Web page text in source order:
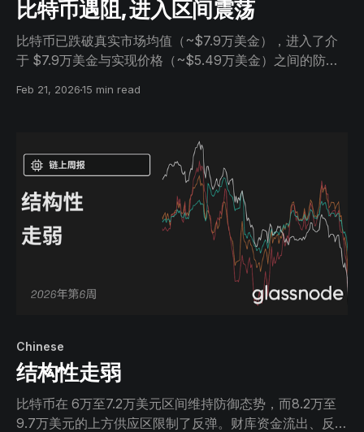
比特币遇阻, 进入区间震荡
比特币已跌破真实市场均值（~$7.9万美金），进入了介
于 $7.9万美金与实现价格（~$5.49万美金）之间的防御
期权持仓显示恐慌套保正在消退，但尚未出现新的看涨信
Feb 21, 202615 min read
Chinese
结构性走弱
比特币在 6万至7.2万美元区间维持防御态势，而8.2万至
9.7万美元的上方供应区限制了反弹。财库资金流出、反应